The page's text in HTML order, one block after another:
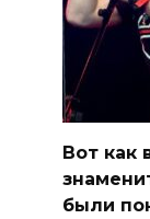
Вот как
были